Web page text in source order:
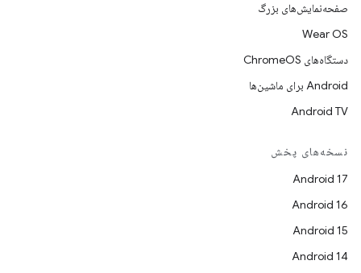
صفحه‌نمایش‌های بزرگ
Wear OS
دستگاه‌های ChromeOS
Android برای ماشین‌ها
Android TV
نسخه‌های پخش
Android 17
Android 16
Android 15
Android 14